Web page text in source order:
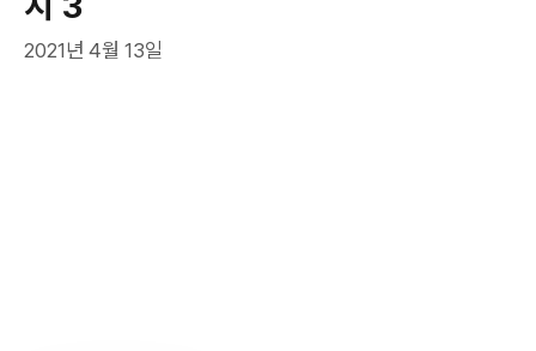
2021년 4월 13일